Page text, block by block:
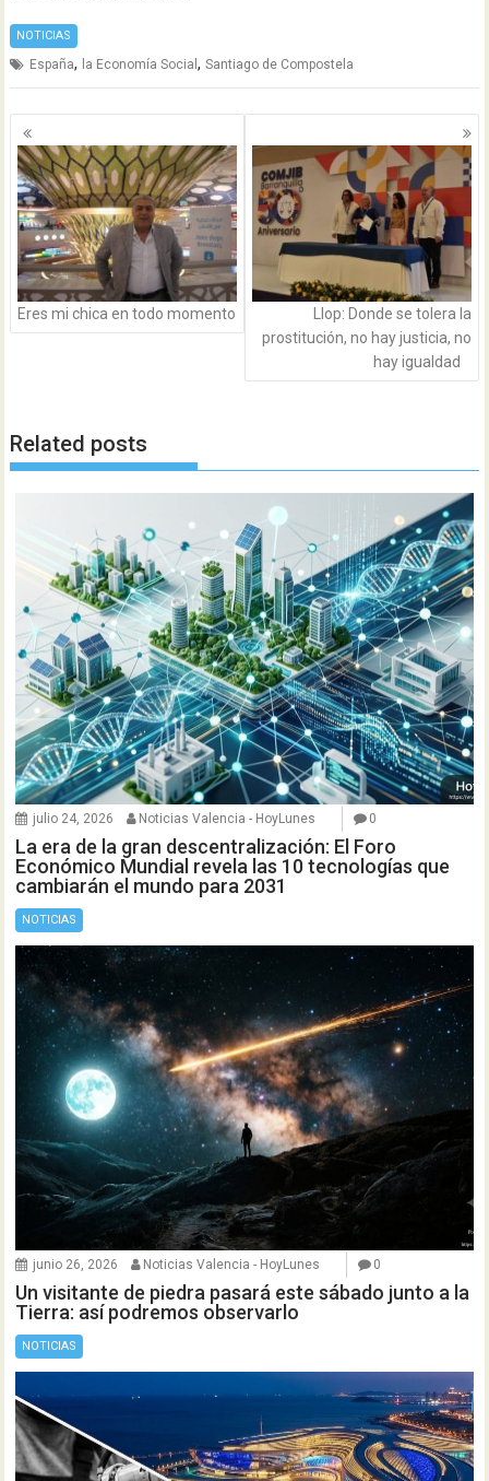
NOTICIAS
España, la Economía Social,Santiago de Compostela
Navegación
de
entradas
Eres mi chica en todo momento
Llop: Donde se tolera la
prostitución, no hay justicia, no
hay igualdad
Related posts
julio 24, 2026 Noticias Valencia - HoyLunes 0
La era de la gran descentralización: El Foro
Económico Mundial revela las 10 tecnologías que
cambiarán el mundo para 2031
NOTICIAS
junio 26, 2026 Noticias Valencia - HoyLunes 0
Un visitante de piedra pasará este sábado junto a la
Tierra: así podremos observarlo
NOTICIAS